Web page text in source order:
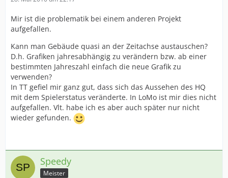
Mir ist die problematik bei einem anderen Projekt
aufgefallen.
Kann man Gebäude quasi an der Zeitachse austauschen?
D.h. Grafiken jahresabhängig zu verändern bzw. ab einer
bestimmten Jahreszahl einfach die neue Grafik zu
verwenden?
In TT gefiel mir ganz gut, dass sich das Aussehen des HQ
mit dem Spielerstatus veränderte. In LoMo ist mir dies nicht
aufgefallen. Vlt. habe ich es aber auch später nur nicht
wieder gefunden.
Speedy
Meister